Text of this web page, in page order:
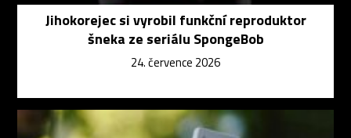
Jihokorejec si vyrobil funkční reproduktor
šneka ze seriálu SpongeBob
24. července 2026